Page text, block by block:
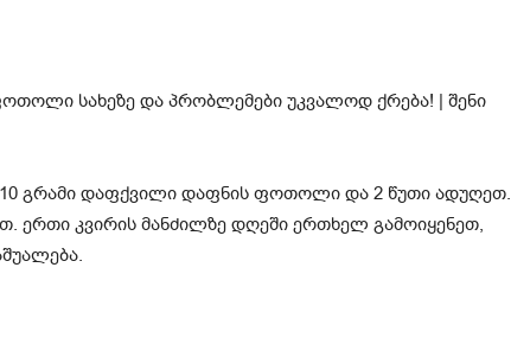
გრამი დაფქვილი დაფნის ფოთოლი და 2 წუთი ადუღეთ.
ერთი კვირის მანძილზე დღეში ერთხელ გამოიყენეთ,